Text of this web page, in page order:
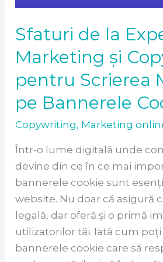
Sfaturi de la
Marketing și
pentru Scrierea
pe Bannerele
Copywriting, Marketing
Într-o lume digitală unde
devine din ce în ce mai
bannerele cookie sunt
website. Nu doar că asigură
legală, dar oferă și o primă
utilizatorilor tăi. Iată cum
bannerele cookie care să
Scrierea
Mesajelor
pe
Bannerele
Cookie